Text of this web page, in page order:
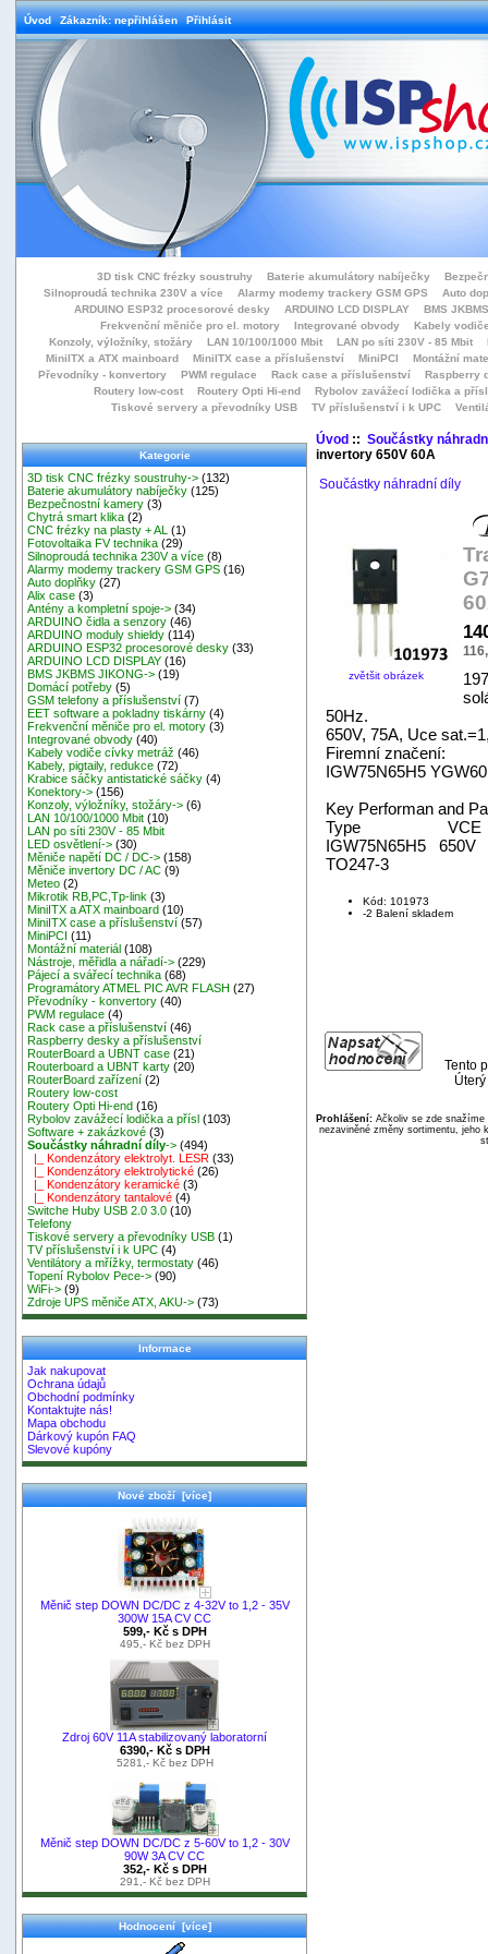
Úvod Zákazník: nepřihlášen Přihlásit
3D tisk CNC frézky soustruhy Baterie akumulátory nabíječky
Silnoproudá technika 230V a více
Alarmy modemy trackery GSM GPS
Auto
ARDUINO ESP32 procesorové desky
ARDUINO LCD DISPLAY
BMS
Frekvenční měniče pro el. motory
Integrované obvody
Kabely
Konzoly, výložníky, stožáry
LAN 10/100/1000 Mbit LAN po síti 230V - 85 Mbit
MiniITX a ATX mainboard
MiniITX case a příslušenství MiniPCI
Montážní
Převodníky - konvertory
PWM regulace Rack case a příslušenství
Raspberry
Routery low-cost
Routery Opti Hi-end
Rybolov zavážecí lodička a přísl
Tiskové servery a převodníky USB
TV příslušenství i k UPC
Kategorie
3D tisk CNC frézky soustruhy-> (132)
Baterie akumulátory nabíječky (125)
Bezpečnostní kamery (3)
Chytrá smart klika (2)
CNC frézky na plasty + AL
(1)
Fotovoltaika FV technika (29)
Silnoproudá technika 230V a více (8)
Alarmy modemy trackery GSM GPS (16)
Auto doplňky (27)
Alix case (3)
Antény a kompletní spoje-> (34)
ARDUINO čidla a senzory (46)
ARDUINO moduly shieldy (114)
ARDUINO ESP32 procesorové desky (33)
ARDUINO LCD DISPLAY (16)
BMS JKBMS JIKONG-> (19)
Domácí potřeby (5)
GSM telefony a příslušenství (7)
EET software a pokladny tiskárny (4)
Frekvenční měniče pro el. motory (3)
Integrované obvody (40)
Kabely vodiče cívky metráž (46)
Kabely, pigtaily, redukce (72)
Krabice sáčky antistatické sáčky (4)
Konektory-> (156)
Konzoly, výložníky, stožáry-> (6)
LAN 10/100/1000 Mbit (10)
LAN po síti 230V - 85 Mbit
LED osvětlení-> (30)
Měniče napětí DC / DC-> (158)
Měniče invertory DC / AC (9)
Meteo (2)
Mikrotik RB,PC,Tp-link (3)
MiniITX a ATX mainboard (10)
MiniITX case a příslušenství (57)
MiniPCI (11)
Montážní materiál (108)
Nástroje, měřidla a nářadí-> (229)
Pájecí a svářecí technika (68)
Programátory ATMEL PIC AVR FLASH (27)
Převodníky - konvertory (40)
PWM regulace (4)
Rack case a příslušenství (46)
Raspberry desky a příslušenství
RouterBoard a UBNT case (21)
Routerboard a UBNT karty (20)
RouterBoard zařízení (2)
Routery low-cost
Routery Opti Hi-end (16)
Rybolov zavážecí lodička a přísl (103)
Software + zakázkové (3)
Součástky náhradní díly-> (494)
|_ Kondenzátory elektrolyt. LESR (33)
|_ Kondenzátory elektrolytické (26)
|_ Kondenzátory keramické (3)
|_ Kondenzátory tantalové (4)
Switche Huby USB 2.0 3.0 (10)
Telefony
Tiskové servery a převodníky USB (1)
TV příslušenství i k UPC (4)
Ventilátory a mřížky, termostaty (46)
Topení Rybolov Pece-> (90)
WiFi-> (9)
Zdroje UPS měniče ATX, AKU-> (73)
Informace
Jak nakupovat
Ochrana údajů
Obchodní podmínky
Kontaktujte nás!
Mapa obchodu
Dárkový kupón FAQ
Slevové kupóny
Nové zboží [více]
Měnič step DOWN DC/DC z 4-32V to 1,2 - 35V
300W 15A CV CC
599,- Kč s DPH
495,- Kč bez DPH
Zdroj 60V 11A stabilizovaný laboratorní
6390,- Kč s DPH
5281,- Kč bez DPH
Měnič step DOWN DC/DC z 5-60V to 1,2 - 30V
90W 3A CV CC
352,- Kč s DPH
291,- Kč bez DPH
Hodnocení [více]
Úvod:: Součástky
invertory 650V 60A
Součástky náhradní díly
zvětšit obrázek
50Hz.
650V, 75A, Uce
Firemní značení:
IGW75N65H5
Key Performan and
Type VCE IC
IGW75N65H5
TO247-3
Kód: 101973
-2 Balení skladem
Tento
Prohlášení:Ačkoliv se zde snažíme
nezaviněné změny sortimentu, jeho